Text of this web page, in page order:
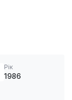
Рік
1986